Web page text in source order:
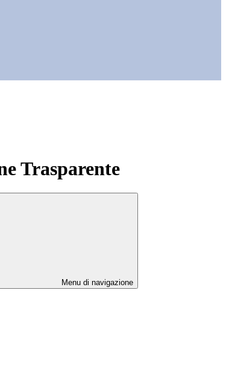
Trasparente
Menu di navigazione